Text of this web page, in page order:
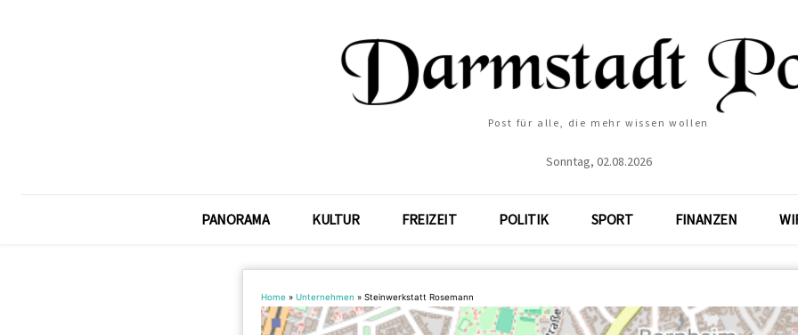
Post für alle, die mehr wissen wollen
Sonntag, 02.08.2026
PANORAMA KULTUR FREIZEIT POLITIK SPORT FINANZEN
Home » Unternehmen » Steinwerkstatt Rosemann